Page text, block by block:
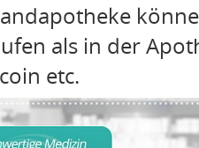
als in der
etc.